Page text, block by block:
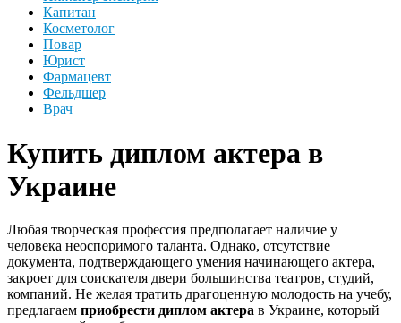
Капитан
Косметолог
Повар
Юрист
Фармацевт
Фельдшер
Врач
Купить диплом актера в
Украине
Любая творческая профессия предполагает наличие у
человека неоспоримого таланта. Однако, отсутствие
документа, подтверждающего умения начинающего актера,
закроет для соискателя двери большинства театров, студий,
компаний. Не желая тратить драгоценную молодость на учебу,
предлагаем приобрести диплом актера в Украине, который